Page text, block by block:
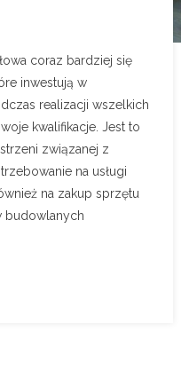
coraz bardziej się
inwestują w
realizacji wszelkich
kwalifikacje. Jest to
związanej z
na usługi
na zakup sprzętu
budowlanych